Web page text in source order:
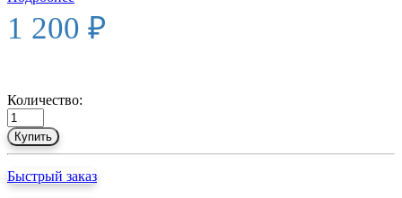
1 200 ₽
Количество:
Купить
Быстрый заказ